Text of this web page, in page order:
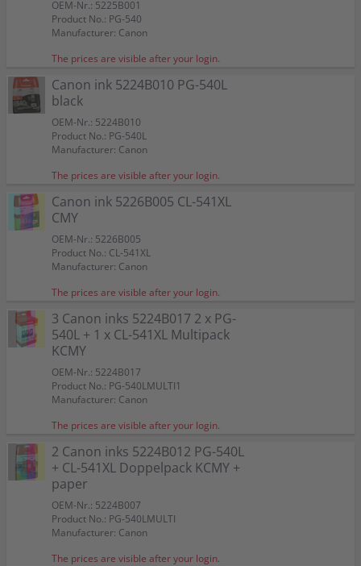
OEM-Nr.: 5225B001
Product No.: PG-540
Manufacturer: Canon
The prices are visible after your login.
Canon ink 5224B010 PG-540L
black
OEM-Nr.: 5224B010
Product No.: PG-540L
Manufacturer: Canon
The prices are visible after your login.
Canon ink 5226B005 CL-541XL
CMY
OEM-Nr.: 5226B005
Product No.: CL-541XL
Manufacturer: Canon
The prices are visible after your login.
3 Canon inks 5224B017 2 x PG-
540L + 1 x CL-541XL Multipack
KCMY
OEM-Nr.: 5224B017
Product No.: PG-540LMULTI1
Manufacturer: Canon
The prices are visible after your login.
2 Canon inks 5224B012 PG-540L
+ CL-541XL Doppelpack KCMY +
paper
OEM-Nr.: 5224B007
Product No.: PG-540LMULTI
Manufacturer: Canon
The prices are visible after your login.